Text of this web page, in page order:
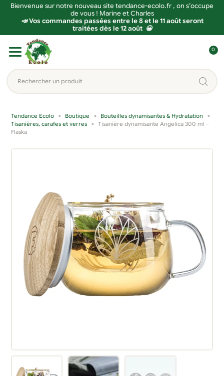
Bienvenue sur notre nouveau site tendance-ecolo.fr , on s’occupe
de vous ! Marine et Charles
📣 Vos commandes passées entre le 8 et le 11 août seront
traitées dès le 12 août 😀
navigation
contenu
Rechercher
un
produit...
o
n
x
o
0
Tendance Ecolo Boutique
Bouteilles dynamisantes & Hydratation
Tisanières, carafes et verres
Tisanière dynamisante Angelica 300 ml –
Flaska